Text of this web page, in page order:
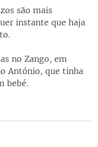
são mais
instante que haja
no Zango, em
António, que tinha
bebé.